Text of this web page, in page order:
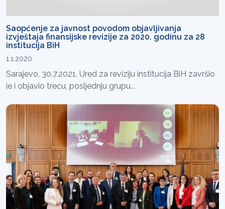
Saopćenje za javnost povodom objavljivanja
izvještaja finansijske revizije za 2020. godinu za 28
institucija BiH
1.1.2020
Sarajevo, 30.7.2021. Ured za reviziju institucija BiH završio
je i objavio treću, posljednju grupu...